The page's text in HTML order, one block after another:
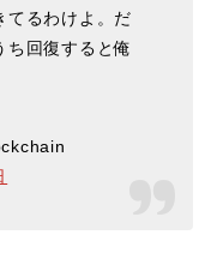
てるわけよ。だ
ち回復すると俺